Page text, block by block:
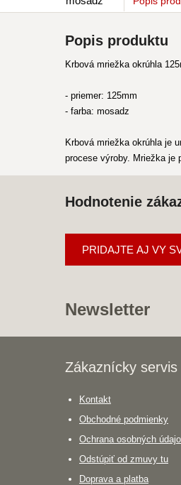
Popis produktu
Krbová mriežka okrúhla
- priemer: 125mm
- farba: mosadz
Krbová mriežka okrúhla je
procese výroby. Mriežka je
Hodnotenie
PRIDAJTE AJ VY
Newsletter
Zákaznícky servis
Kontakt
Obchodné podmienky
Ochrana osobných
Odstúpiť od zmuvy tu
Doprava a platba